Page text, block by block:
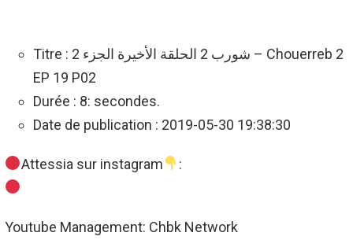
Titre : شورب 2 الحلقة الأخيرة الجزء 2 – Chouerreb 2
EP 19 P02
Durée : 8: secondes.
Date de publication : 2019-05-30 19:38:30
Attessia sur instagram :
Youtube Management: Chbk Network